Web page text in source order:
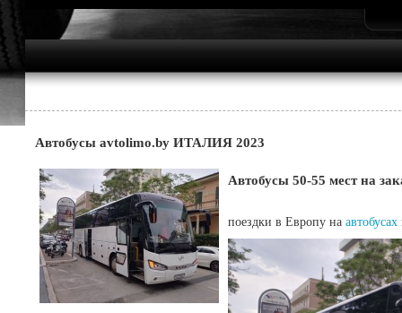
Автобусы avtolimo.by ИТАЛИЯ 2023
Автобусы 50-55 мест на
поездки в Европу на автобусах